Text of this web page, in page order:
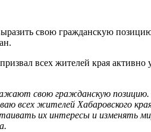
свою гражданскую
всех жителей края активно
свою гражданскую
всех жителей Хабаровского
их интересы и изменять мир